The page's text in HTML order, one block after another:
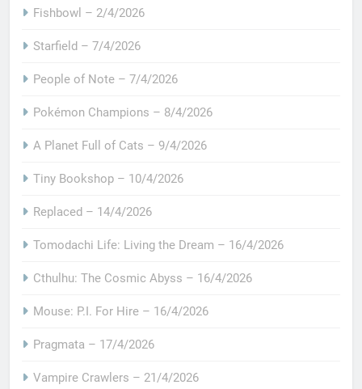
Fishbowl – 2/4/2026
Starfield – 7/4/2026
People of Note – 7/4/2026
Pokémon Champions – 8/4/2026
A Planet Full of Cats – 9/4/2026
Tiny Bookshop – 10/4/2026
Replaced – 14/4/2026
Tomodachi Life: Living the Dream – 16/4/2026
Cthulhu: The Cosmic Abyss – 16/4/2026
Mouse: P.I. For Hire – 16/4/2026
Pragmata – 17/4/2026
Vampire Crawlers – 21/4/2026